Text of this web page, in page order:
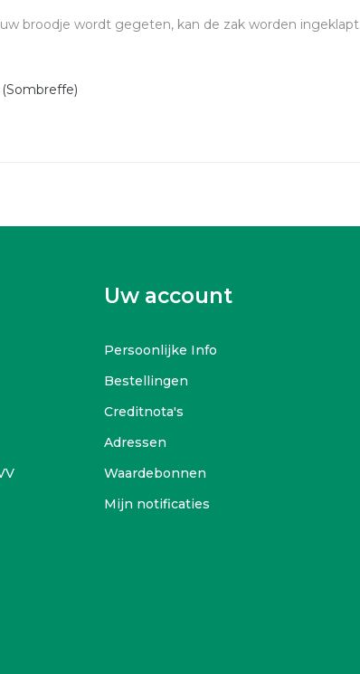
broodje wordt gegeten, kan de zak worden ingeklapt
Uw account
Persoonlijke Info
Bestellingen
Creditnota's
Adressen
Waardebonnen
Mijn notificaties